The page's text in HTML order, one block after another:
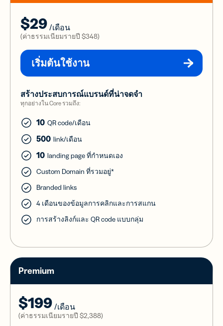
$29 /เดือน
(ค่าธรรมเนียมรายปี $348)
เริ่มต้นใช้งาน
สร้างประสบการณ์แบรนด์ที่น่าจดจำ
ทุกอย่างใน Core รวมถึง:
10 QR code/เดือน
500 link/เดือน
10 landing page ที่กำหนดเอง
Custom Domain ที่รวมอยู่*
Branded links
4 เดือนของข้อมูลการคลิกและการสแกน
การสร้างลิงก์และ QR code แบบกลุ่ม
Premium
$199 /เดือน
(ค่าธรรมเนียมรายปี $2,388)